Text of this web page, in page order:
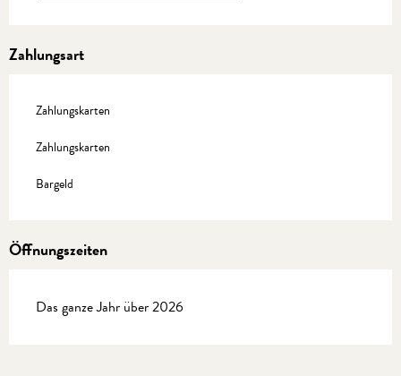
Zahlungsart
Zahlungskarten
Zahlungskarten
Bargeld
Öffnungszeiten
Das ganze Jahr über 2026